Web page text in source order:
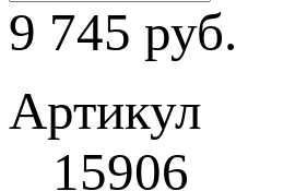
9 745 руб.
Артикул
15906